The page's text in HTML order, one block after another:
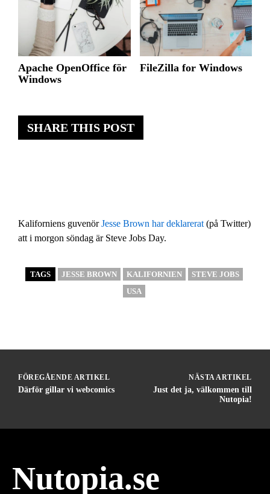
SHARE THIS POST
Kaliforniens guvenörJesse Brown har deklarerat (på Twitter)
att i morgon söndag är Steve Jobs Day.
TAGS JESSE BROWN KALIFORNIEN
STEVE JOBS
USA
Apache OpenOffice för
Windows
FileZilla for Windows
FÖREGÅENDE ARTIKEL
Därför gillar vi webcomics
NÄSTA ARTIKEL
Just det ja, välkommen till
Nutopia!
Nutopia.se